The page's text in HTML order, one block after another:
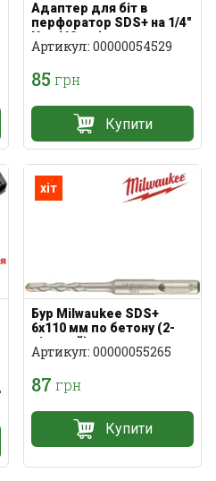
Адаптер для біт в
перфоратор SDS+ на 1/4"
Hex (60 мм)
Артикул: 00000054529
85 грн
Купити
хіт
Бур Milwaukee SDS+
6x110 мм по бетону (2-
ріжучий)
Артикул: 00000055265
87 грн
Купити